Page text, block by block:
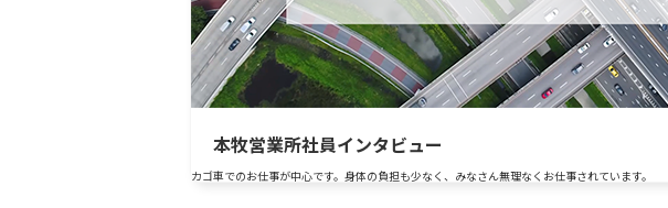
本牧営業所社員インタビュー
カゴ車でのお仕事が中心です。身体の負担も少なく、みなさん無理なくお仕事されています。